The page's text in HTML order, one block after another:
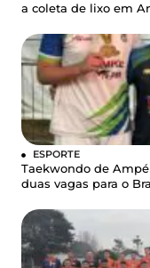
a coleta de lixo em
ESPORTE
Taekwondo de
duas vagas para o